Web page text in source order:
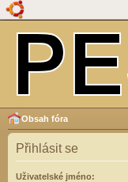
Obsah fóra
Přihlásit se
Uživatelské jméno: